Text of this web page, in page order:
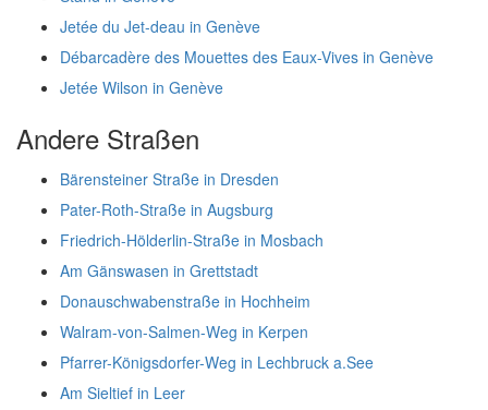
Jetée du Jet-deau in Genève
Débarcadère des Mouettes des Eaux-Vives in Genève
Jetée Wilson in Genève
Andere Straßen
Bärensteiner Straße in Dresden
Pater-Roth-Straße in Augsburg
Friedrich-Hölderlin-Straße in Mosbach
Am Gänswasen in Grettstadt
Donauschwabenstraße in Hochheim
Walram-von-Salmen-Weg in Kerpen
Pfarrer-Königsdorfer-Weg in Lechbruck a.See
Am Sieltief in Leer